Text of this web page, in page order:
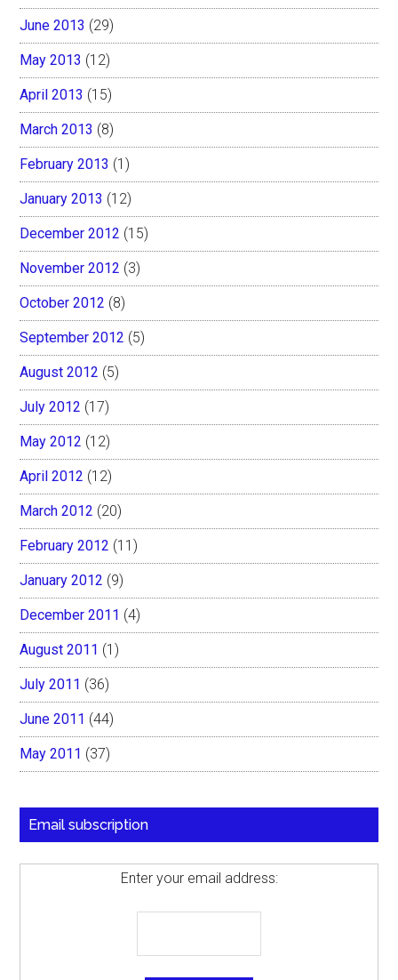
June 2013 (29)
May 2013 (12)
April 2013 (15)
March 2013 (8)
February 2013 (1)
January 2013 (12)
December 2012 (15)
November 2012 (3)
October 2012 (8)
September 2012 (5)
August 2012 (5)
July 2012 (17)
May 2012 (12)
April 2012 (12)
March 2012 (20)
February 2012 (11)
January 2012 (9)
December 2011 (4)
August 2011 (1)
July 2011 (36)
June 2011 (44)
May 2011 (37)
Email subscription
Enter your email address: